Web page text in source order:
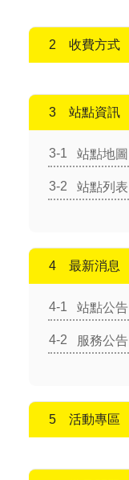
收費方式
站點資訊
站點地圖
站點列表
最新消息
站點公告
服務公告
活動專區